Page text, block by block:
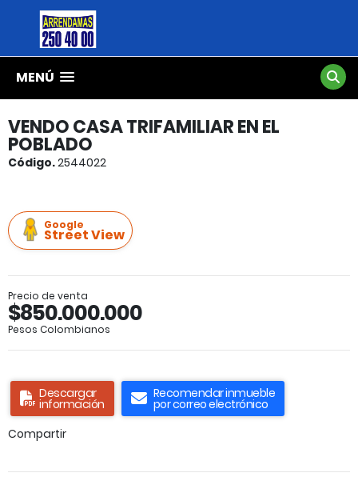
MENÚ
VENDO CASA TRIFAMILIAR EN EL
POBLADO
Código.2544022
Google
Street View
Precio de venta
$850.000.000
Pesos Colombianos
Descargar
información
Recomendar inmueble
por correo electrónico
Compartir